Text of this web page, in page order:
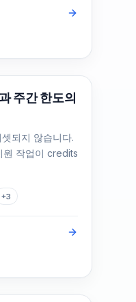
주간 한도의
되지 않습니다.
원 작업이 credits
+3